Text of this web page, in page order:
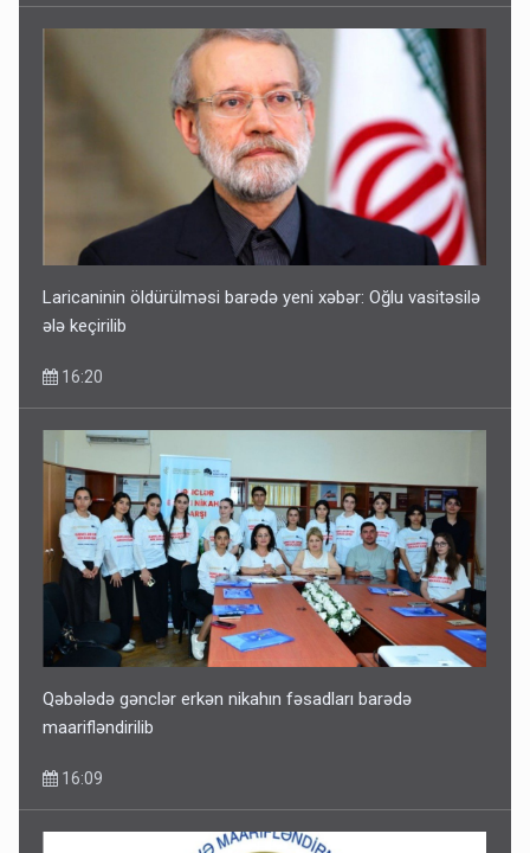
Laricaninin öldürülməsi barədə yeni xəbər: Oğlu vasitəsilə
ələ keçirilib
16:20
Qəbələdə gənclər erkən nikahın fəsadları barədə
maarifləndirilib
16:09